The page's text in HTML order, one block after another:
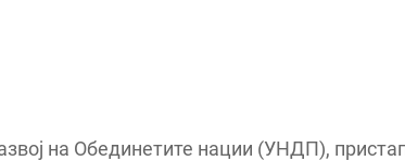
на Обединетите нации (УНДП),